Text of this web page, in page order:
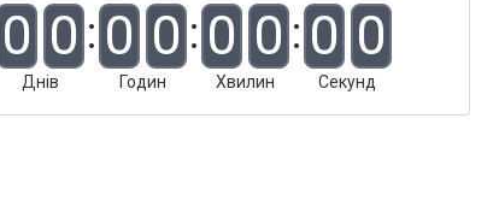
0 0
Днів
0 0
Годин
0 0
Хвилин
0 0
Секунд